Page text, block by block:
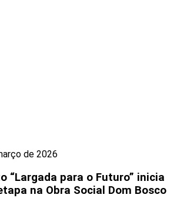
de 2026
“Largada para o Futuro” inicia
na Obra Social Dom Bosco